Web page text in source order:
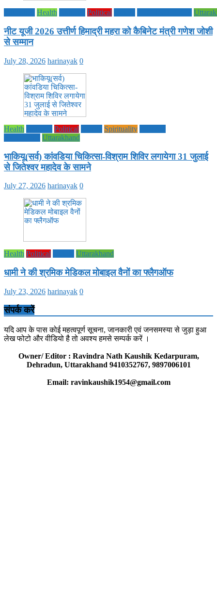
Health Political
नीट यूजी 2026 उत्तीर्ण हिमाद्री महरा को कैबिनेट मंत्री गणेश जोशी
से सम्मान
July 28, 2026 harinayak 0
Health Political Spirituality
Uttarakhand
भाकियू(सर्व) कांवडिया चिकित्सा-विश्राम शिविर लगायेगा 31 जुलाई
से जितेश्वर महादेव के सामने
July 27, 2026 harinayak 0
Health Political Uttarakhand
धामी ने की श्रमिक मेडिकल मोबाइल वैनों का फ्लैगऑफ
July 23, 2026 harinayak 0
संपर्क करें
यदि आप के पास कोई महत्वपूर्ण सूचना, जानकारी एवं जनसमस्या से जुड़ा हुआ
लेख फोटो और वीडियो है तो अवश्य हमसे सम्पर्क करें ।
Owner/ Editor : Ravindra Nath Kaushik Kedarpuram,
Dehradun, Uttarakhand 9410352767, 9897006101
Email: ravinkaushik1954@gmail.com